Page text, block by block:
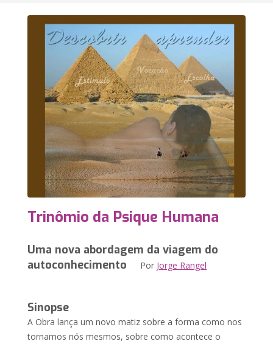
Trinômio da Psique Humana
Uma nova abordagem da viagem do
autoconhecimento Por Jorge Rangel
Sinopse
A Obra lança um novo matiz sobre a forma como nos
tornamos nós mesmos, sobre como acontece o